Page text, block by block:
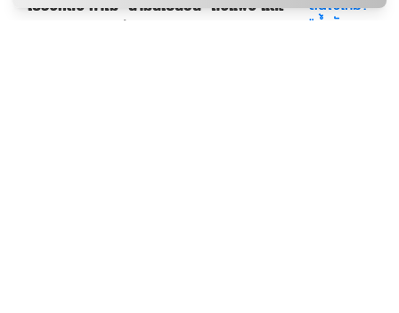
เบื้องหลัง ทำไม "น้ำมันเบนซิน" ถึงแพง และ
ทางออกของคนรักรถ?